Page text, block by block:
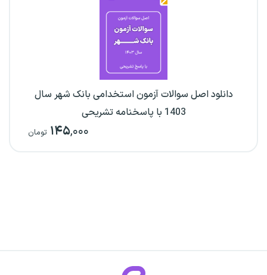
دانلود اصل سوالات آزمون استخدامی بانک شهر سال
1403 با پاسخنامه تشریحی
۱۴۵,۰۰۰ تومان